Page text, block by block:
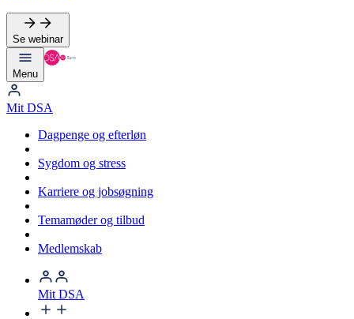
Se webinar
Menu
Mit DSA
Dagpenge og efterløn
Sygdom og stress
Karriere og jobsøgning
Temamøder og tilbud
Medlemskab
Mit DSA